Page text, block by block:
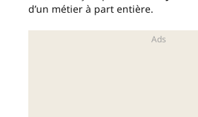
d’un métier à part entière.